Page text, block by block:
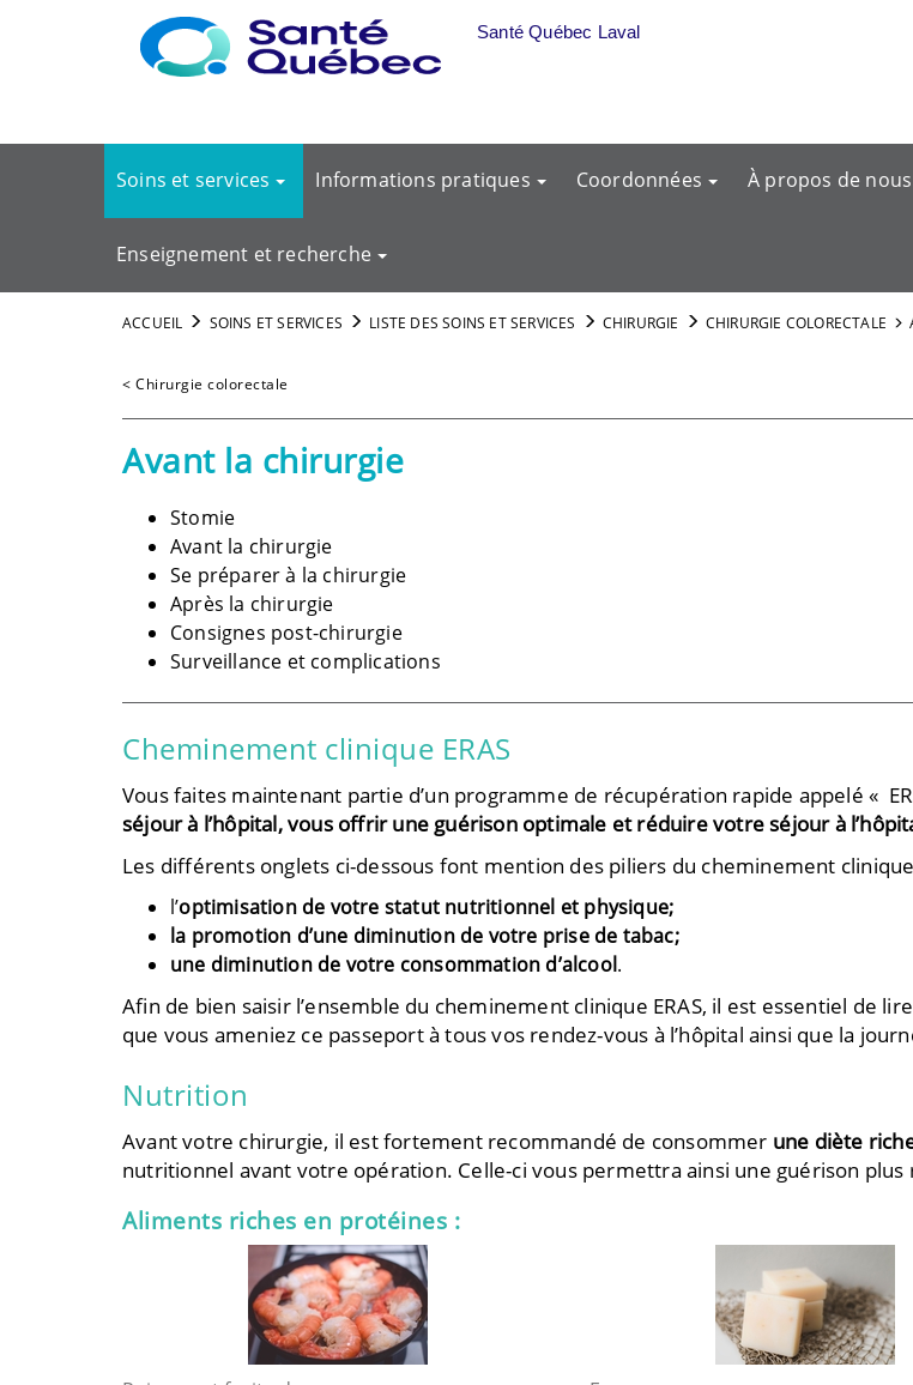
Aller au menu principal
Santé Québec Laval
Soins et services Informations pratiques Coordonnées À propos de nous
Enseignement et recherche
ACCUEIL SOINS ET SERVICES LISTE DES SOINS ET SERVICES CHIRURGIE CHIRURGIE COLORECTALE
< Chirurgie colorectale
Avant la chirurgie
Stomie
Avant la chirurgie
Se préparer à la chirurgie
Après la chirurgie
Consignes post-chirurgie
Surveillance et complications
Cheminement clinique ERAS
Vous faites maintenant partie d’un programme de récupération rapide appelé «
séjour à l’hôpital, vous offrir une guérison optimale et réduire votre séjour à
Les différents onglets ci-dessous font mention des piliers du cheminement clinique
l’optimisation de votre statut nutritionnel et physique;
la promotion d’une diminution de votre prise de tabac;
une diminution de votre consommation d’alcool.
Afin de bien saisir l’ensemble du cheminement clinique ERAS, il est essentiel de
que vous ameniez ce passeport à tous vos rendez-vous à l’hôpital ainsi que la
Nutrition
Avant votre chirurgie, il est fortement recommandé de consommer une diète
nutritionnel avant votre opération. Celle-ci vous permettra ainsi une guérison plus
Aliments riches en protéines :